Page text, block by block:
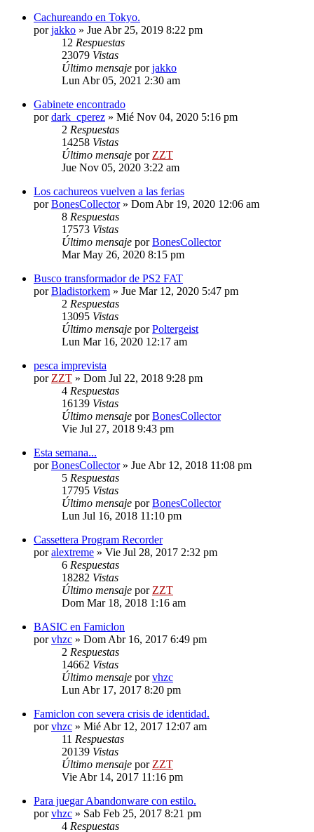
Cachureando en Tokyo.
porjakko » Jue Abr 25, 2019 8:22 pm
12 Respuestas
23079 Vistas
Último mensaje porjakko
Lun Abr 05, 2021 2:30 am
Gabinete encontrado
pordark_cperez » Mié Nov 04, 2020 5:16 pm
2 Respuestas
14258 Vistas
Último mensaje por ZZT
Jue Nov 05, 2020 3:22 am
Los cachureos vuelven a las ferias
porBonesCollector» Dom Abr 19, 2020 12:06 am
8 Respuestas
17573 Vistas
Último mensaje porBonesCollector
Mar May 26, 2020 8:15 pm
Busco transformador de PS2 FAT
porBladistorkem » Jue Mar 12, 2020 5:47 pm
2 Respuestas
13095 Vistas
Último mensaje porPoltergeist
Lun Mar 16, 2020 12:17 am
pesca imprevista
por ZZT » Dom Jul 22, 2018 9:28 pm
4 Respuestas
16139 Vistas
Último mensaje porBonesCollector
Vie Jul 27, 2018 9:43 pm
Esta semana...
porBonesCollector» Jue Abr 12, 2018 11:08 pm
5 Respuestas
17795 Vistas
Último mensaje porBonesCollector
Lun Jul 16, 2018 11:10 pm
Cassettera Program Recorder
poralextreme » Vie Jul 28, 2017 2:32 pm
6 Respuestas
18282 Vistas
Último mensaje por ZZT
Dom Mar 18, 2018 1:16 am
BASIC en Famiclon
porvhzc » Dom Abr 16, 2017 6:49 pm
2 Respuestas
14662 Vistas
Último mensaje porvhzc
Lun Abr 17, 2017 8:20 pm
Famiclon con severa crisis de identidad.
porvhzc » Mié Abr 12, 2017 12:07 am
11 Respuestas
20139 Vistas
Último mensaje por ZZT
Vie Abr 14, 2017 11:16 pm
Para juegar Abandonware con estilo.
porvhzc » Sab Feb 25, 2017 8:21 pm
4 Respuestas